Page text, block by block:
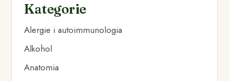
Kategorie
Alergie i autoimmunologia
Alkohol
Anatomia